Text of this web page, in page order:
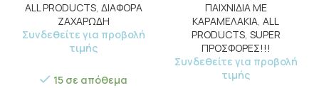
ALL PRODUCTS, ΔΙΑΦΟΡΑ
ΖΑΧΑΡΩΔΗ
Συνδεθείτε για προβολή
τιμής
15 σε απόθεμα
ΠΑΙΧΝΙΔΙΑ ΜΕ
ΚΑΡΑΜΕΛΑΚΙΑ, ALL
PRODUCTS, SUPER
ΠΡΟΣΦΟΡΕΣ!!!
Συνδεθείτε για προβολή
τιμής